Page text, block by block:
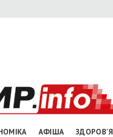
АФІША ЗДОРОВ'Я